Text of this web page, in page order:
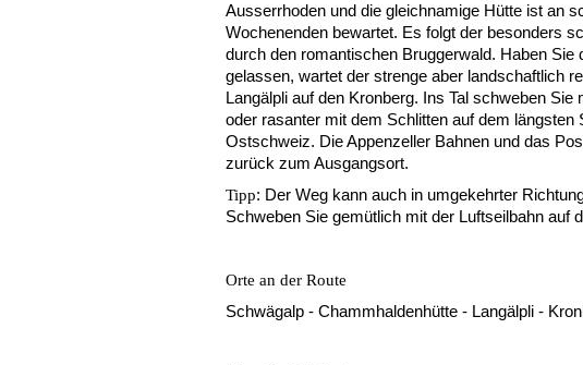
Ausserrhoden und die gleichnamige Hütte ist an
Wochenenden bewartet. Es folgt der besonders
durch den romantischen Bruggerwald. Haben Sie
gelassen, wartet der strenge aber landschaftlich
Langälpli auf den Kronberg. Ins Tal schweben Sie
oder rasanter mit dem Schlitten auf dem längsten
Ostschweiz. Die Appenzeller Bahnen und das
zurück zum Ausgangsort.
Tipp: Der Weg kann auch in umgekehrter
Schweben Sie gemütlich mit der Luftseilbahn auf
Orte an der Route
Schwägalp - Chammhaldenhütte - Langälpli -